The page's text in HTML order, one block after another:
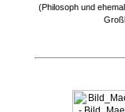
(Philosoph und